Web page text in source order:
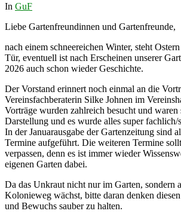
In GuF
Liebe Gartenfreundinnen und Gartenfreunde,
nach einem schneereichen Winter, steht
Tür, eventuell ist nach Erscheinen unserer
2026 auch schon wieder Geschichte.
Der Vorstand erinnert noch einmal an die
Vereinsfachberaterin Silke Johnen im
Vorträge wurden zahlreich besucht und waren
Darstellung und es wurde alles super fachlich/
In der Januarausgabe der Gartenzeitung sind
Termine aufgeführt. Die weiteren Termine
verpassen, denn es ist immer wieder
eigenen Garten dabei.
Da das Unkraut nicht nur im Garten, sondern
Kolonieweg wächst, bitte daran denken
und Bewuchs sauber zu halten.